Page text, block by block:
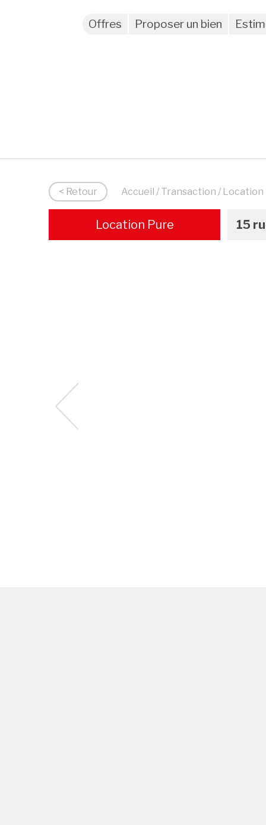
Offres Proposer un bien
< Retour Accueil / Transaction / Location
Location Pure 15